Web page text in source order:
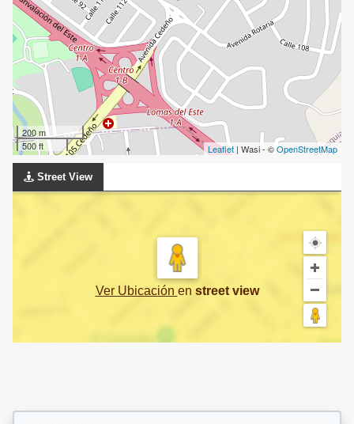
200 m
500 ft
Leaflet | Wasi - ©OpenStreetMap
Street View
Ver Ubicación en street view